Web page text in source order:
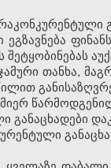
ეგზავნება
თანხა,
მიერ